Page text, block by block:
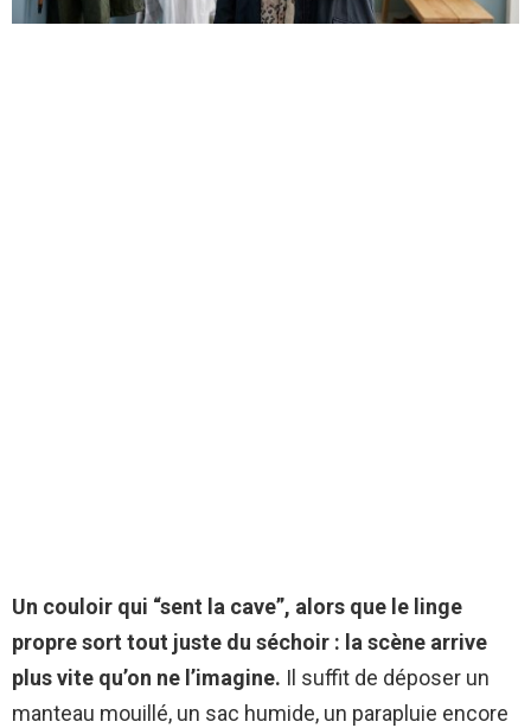
Un couloir qui “sent la cave”, alors que le linge
propre sort tout juste du séchoir : la scène arrive
plus vite qu’on ne l’imagine. Il suffit de déposer un
manteau mouillé, un sac humide, un parapluie encore